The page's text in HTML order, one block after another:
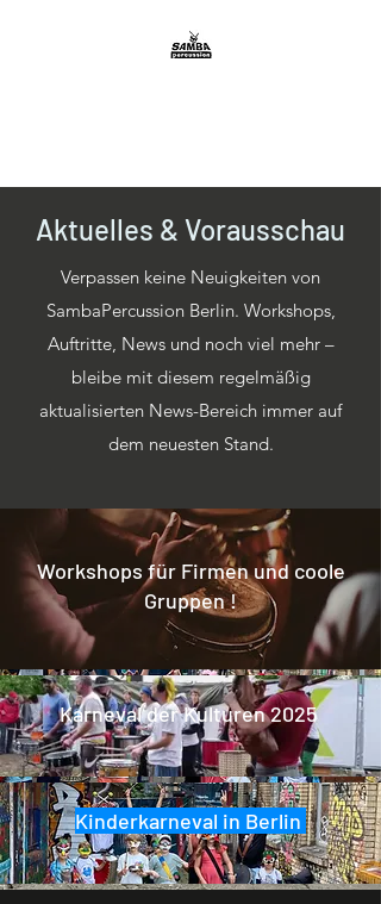
Aktuelles & Vorausschau
Verpassen keine Neuigkeiten von
SambaPercussion Berlin. Workshops,
Auftritte, News und noch viel mehr –
bleibe mit diesem regelmäßig
aktualisierten News-Bereich immer auf
dem neuesten Stand.
Workshops für Firmen und coole
Gruppen !
Karneval der Kulturen 2025
Kinderkarneval in Berlin